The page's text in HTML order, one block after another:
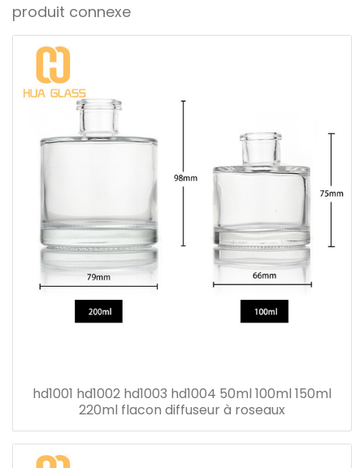
produit connexe
hd1001 hd1002 hd1003 hd1004 50ml 100ml 150ml
220ml flacon diffuseur à roseaux